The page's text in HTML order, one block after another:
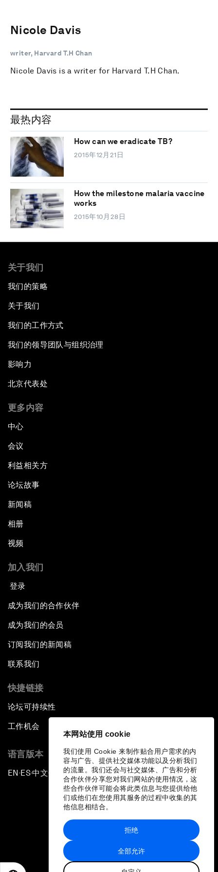
本网站使用 cookie
我们使用 Cookie 来制作贴合用户需求的内
容与广告、提供社交媒体功能以及分析我们
的流量。我们还会与社交媒体、广告和分析
合作伙伴分享您对我们网站的使用情况，这
些合作伙伴可能会将此类信息与您提供给他
们或他们在您使用其服务的过程中收集的其
他信息相结合。
全部允许
拒绝
Nicole Davis
writer, Harvard T.H Chan
Nicole Davis is a writer for Harvard T.H Chan.
最热内容
How can we eradicate TB?
2015年12月21日
How the milestone malaria vaccine
works
2015年10月28日
关于我们
我们的策略
关于我们
我们的工作方式
我们的领导团队与组织治理
影响力
北京代表处
更多内容
中心
会议
利益相关方
论坛故事
新闻稿
相册
视频
加入我们
登录
成为我们的合作伙伴
成为我们的会员
订阅我们的新闻稿
联系我们
快捷链接
论坛可持续性
工作机会
语言版本
EN ▪ES▪中文▪ 日本語
站点地图